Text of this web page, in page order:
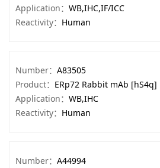
Application： WB,IHC,IF/ICC
Reactivity： Human
Number： A83505
Product： ERp72 Rabbit mAb [hS4q]
Application： WB,IHC
Reactivity： Human
Number： A44994